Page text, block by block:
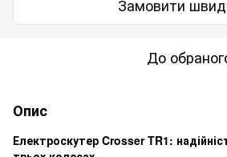
Замовити
До
Опис
Електроскутер Crosser TR1: